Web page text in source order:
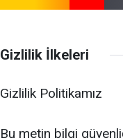
Gizlilik İlkeleri
Gizlilik Politikamız
Bu metin bilgi